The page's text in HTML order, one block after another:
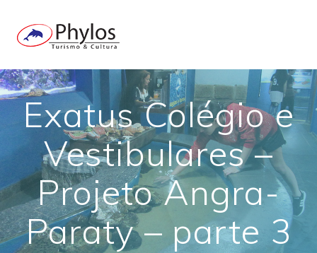
Exatus Colégio e
Vestibulares –
Projeto Angra-
Paraty – parte 3